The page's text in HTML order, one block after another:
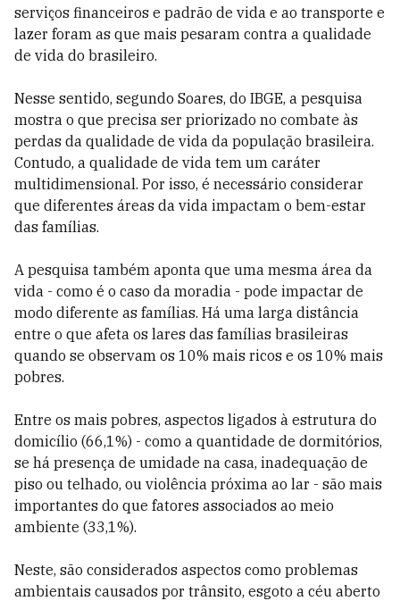
serviços financeiros e padrão de vida e ao transporte e
lazer foram as que mais pesaram contra a qualidade
de vida do brasileiro.
Nesse sentido, segundo Soares, do IBGE, a pesquisa
mostra o que precisa ser priorizado no combate às
perdas da qualidade de vida da população brasileira.
Contudo, a qualidade de vida tem um caráter
multidimensional. Por isso, é necessário considerar
que diferentes áreas da vida impactam o bem-estar
das famílias.
A pesquisa também aponta que uma mesma área da
vida - como é o caso da moradia - pode impactar de
modo diferente as famílias. Há uma larga distância
entre o que afeta os lares das famílias brasileiras
quando se observam os 10% mais ricos e os 10% mais
pobres.
Entre os mais pobres, aspectos ligados à estrutura do
domicílio (66,1%) - como a quantidade de dormitórios,
se há presença de umidade na casa, inadequação de
piso ou telhado, ou violência próxima ao lar - são mais
importantes do que fatores associados ao meio
ambiente (33,1%).
Neste, são considerados aspectos como problemas
ambientais causados por trânsito, esgoto a céu aberto